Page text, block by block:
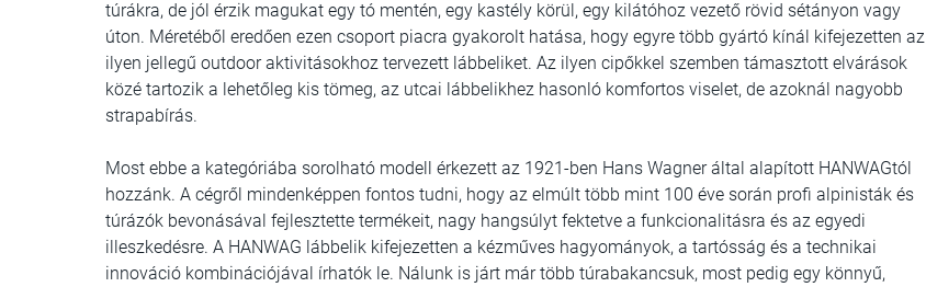
túrákra, de jól érzik magukat egy tó mentén, egy kastély körül, egy kilátóhoz vezető rövid sétányon vagy
úton. Méretéből eredően ezen csoport piacra gyakorolt hatása, hogy egyre több gyártó kínál kifejezetten az
ilyen jellegű outdoor aktivitásokhoz tervezett lábbeliket. Az ilyen cipőkkel szemben támasztott elvárások
közé tartozik a lehetőleg kis tömeg, az utcai lábbelikhez hasonló komfortos viselet, de azoknál nagyobb
strapabírás.
Most ebbe a kategóriába sorolható modell érkezett az 1921-ben Hans Wagner által alapított HANWAGtól
hozzánk. A cégről mindenképpen fontos tudni, hogy az elmúlt több mint 100 éve során profi alpinisták és
túrázók bevonásával fejlesztette termékeit, nagy hangsúlyt fektetve a funkcionalitásra és az egyedi
illeszkedésre. A HANWAG lábbelik kifejezetten a kézműves hagyományok, a tartósság és a technikai
innováció kombinációjával írhatók le. Nálunk is járt már több túrabakancsuk, most pedig egy könnyű,